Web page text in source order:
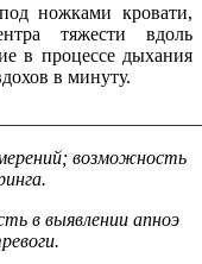
ножками кровати,
тяжести вдоль
в процессе дыхания
в минуту.
; возможность
.
в выявлении апноэ
.